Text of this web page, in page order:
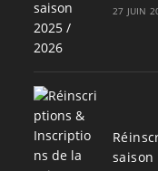
27 JUIN
saison